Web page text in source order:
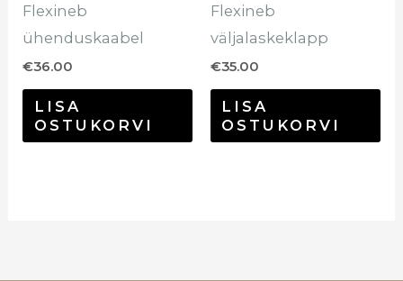
Flexineb
ühenduskaabel
€36.00
LISA
OSTUKORVI
Flexineb
väljalaskeklapp
€35.00
LISA
OSTUKORVI